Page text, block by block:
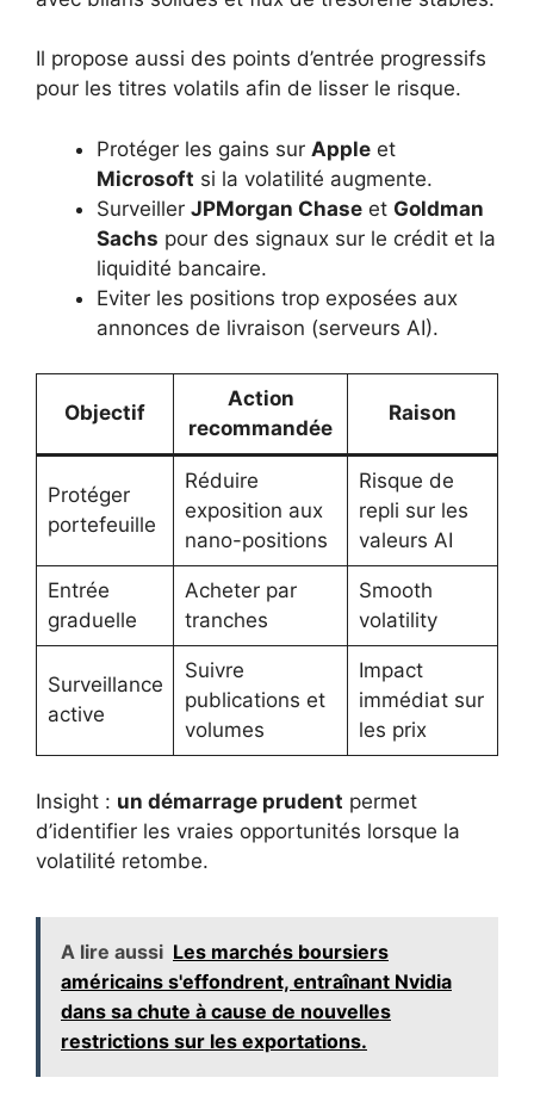
Il propose aussi des points d’entrée progressifs
pour les titres volatils afin de lisser le risque.
Protéger les gains sur Apple et
Microsoft si la volatilité augmente.
Surveiller JPMorgan Chase et Goldman
Sachs pour des signaux sur le crédit et la
liquidité bancaire.
Eviter les positions trop exposées aux
annonces de livraison (serveurs AI).
Objectif
Action
recommandée
Raison
Protéger
portefeuille
Réduire
exposition aux
nano-positions
Risque de
repli sur les
valeurs AI
Entrée
graduelle
Acheter par
tranches
Smooth
volatility
Surveillance
active
Suivre
publications et
volumes
Impact
immédiat sur
les prix
Insight : un démarrage prudent permet
d’identifier les vraies opportunités lorsque la
volatilité retombe.
A lire aussi Les marchés boursiers
américains s'effondrent, entraînant Nvidia
dans sa chute à cause de nouvelles
restrictions sur les exportations.